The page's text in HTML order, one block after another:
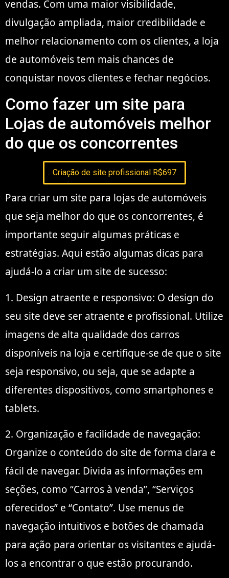
vendas. Com uma maior visibilidade,
divulgação ampliada, maior credibilidade e
melhor relacionamento com os clientes, a loja
de automóveis tem mais chances de
conquistar novos clientes e fechar negócios.
Como fazer um site para
Lojas de automóveis melhor
do que os concorrentes
Criação de site profissional R$697
Para criar um site para lojas de automóveis
que seja melhor do que os concorrentes, é
importante seguir algumas práticas e
estratégias. Aqui estão algumas dicas para
ajudá-lo a criar um site de sucesso:
1. Design atraente e responsivo: O design do
seu site deve ser atraente e profissional. Utilize
imagens de alta qualidade dos carros
disponíveis na loja e certifique-se de que o site
seja responsivo, ou seja, que se adapte a
diferentes dispositivos, como smartphones e
tablets.
2. Organização e facilidade de navegação:
Organize o conteúdo do site de forma clara e
fácil de navegar. Divida as informações em
seções, como “Carros à venda”, “Serviços
oferecidos” e “Contato”. Use menus de
navegação intuitivos e botões de chamada
para ação para orientar os visitantes e ajudá-
los a encontrar o que estão procurando.